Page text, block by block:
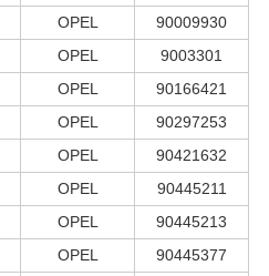
OPEL
90009930
OPEL
9003301
OPEL
90166421
OPEL
90297253
OPEL
90421632
OPEL
90445211
OPEL
90445213
OPEL
90445377